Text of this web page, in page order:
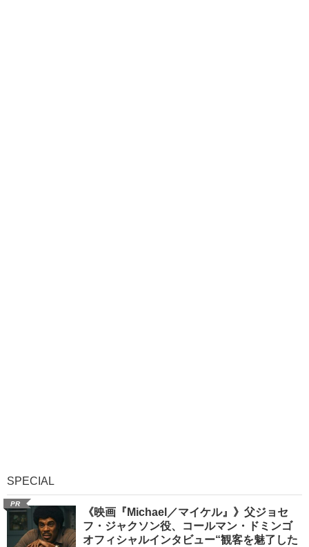
SPECIAL
PR
《映画『Michael／マイケル』》父ジョセ
フ・ジャクソン役、コールマン・ドミンゴ
オフィシャルインタビュー“観客を魅了した